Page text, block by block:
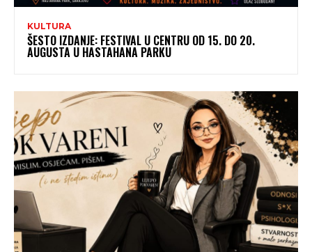
KULTURA
ŠESTO IZDANJE: FESTIVAL U CENTRU OD 15. DO 20.
AUGUSTA U HASTAHANA PARKU